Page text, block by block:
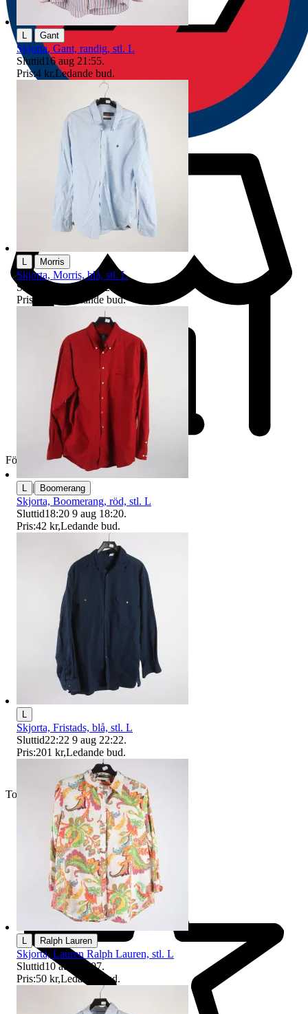
Företag
Toppsäljare
| Gant
Skjorta, Gant, randig, stl. L
Sluttid16 aug 21:55.
Pris:4 kr,Ledande bud.
Morris
Skjorta, Morris, blå, stl. L
Sluttid
22:25 9 aug 22:25
Pris:
Ledande bud.
| Boomerang
Skjorta, Boomerang, röd, stl. L
Sluttid18:20 9 aug 18:20.
Pris:42 kr,Ledande bud.
Skjorta, Fristads, blå, stl. L
Sluttid22:22 9 aug 22:22.
Pris:201 kr,Ledande bud.
Ralph Lauren
Skjorta, Lauren Ralph Lauren, stl. L
Sluttid10 aug 19:07.
Pris:50 kr,Ledande bud.